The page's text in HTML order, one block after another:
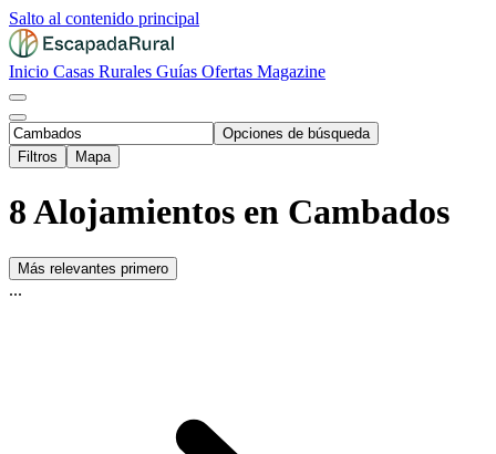
Salto al contenido principal
Inicio Casas Rurales Guías Ofertas Magazine
Opciones de búsqueda
Filtros
Mapa
8 Alojamientos en Cambados
Más relevantes primero
...